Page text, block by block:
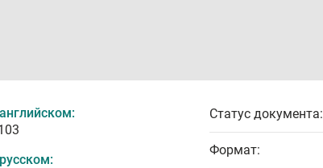
Статус документа:
Формат: